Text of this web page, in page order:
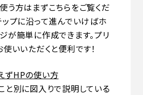
う方はまずこちらをご覧くだ
ップに沿って進んでいけばホ
が簡単に作成できます。プリ
使いいただくと便利です！
ずHPの使い方
と別に図入りで説明している